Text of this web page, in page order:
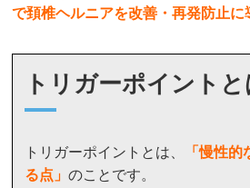
で頚椎ヘルニアを改善・再発防止に
トリガーポイントと
トリガーポイントとは、 「慢性的
る点」のことです。